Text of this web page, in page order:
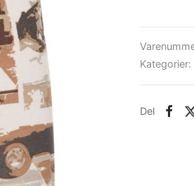
Kategorier:
Del